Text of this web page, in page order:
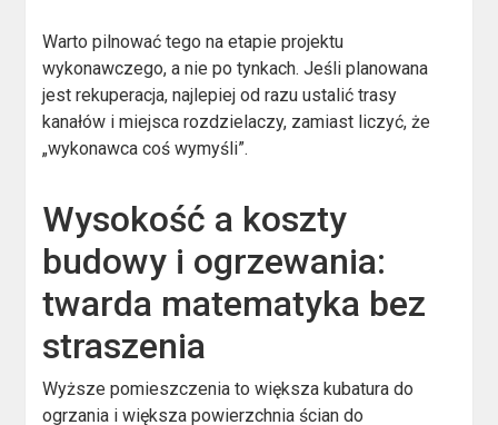
Warto pilnować tego na etapie projektu
wykonawczego, a nie po tynkach. Jeśli planowana
jest rekuperacja, najlepiej od razu ustalić trasy
kanałów i miejsca rozdzielaczy, zamiast liczyć, że
„wykonawca coś wymyśli”.
Wysokość a koszty
budowy i ogrzewania:
twarda matematyka bez
straszenia
Wyższe pomieszczenia to większa kubatura do
ogrzania i większa powierzchnia ścian do